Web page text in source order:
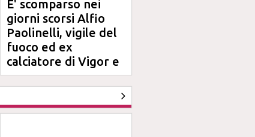
E' scomparso nei
giorni scorsi Alfio
Paolinelli, vigile del
fuoco ed ex
calciatore di Vigor e
Jesina